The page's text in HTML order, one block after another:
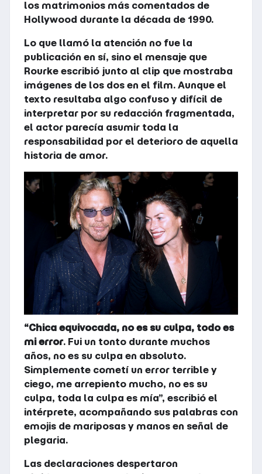
los matrimonios más comentados de
Hollywood durante la década de 1990.
Lo que llamó la atención no fue la
publicación en sí, sino el mensaje que
Rourke escribió junto al clip que mostraba
imágenes de los dos en el film. Aunque el
texto resultaba algo confuso y difícil de
interpretar por su redacción fragmentada,
el actor parecía asumir toda la
responsabilidad por el deterioro de aquella
historia de amor.
“Chica equivocada, no es su culpa, todo es
mi error. Fui un tonto durante muchos
años, no es su culpa en absoluto.
Simplemente cometí un error terrible y
ciego, me arrepiento mucho, no es su
culpa, toda la culpa es mía”, escribió el
intérprete, acompañando sus palabras con
emojis de mariposas y manos en señal de
plegaria.
Las declaraciones despertaron